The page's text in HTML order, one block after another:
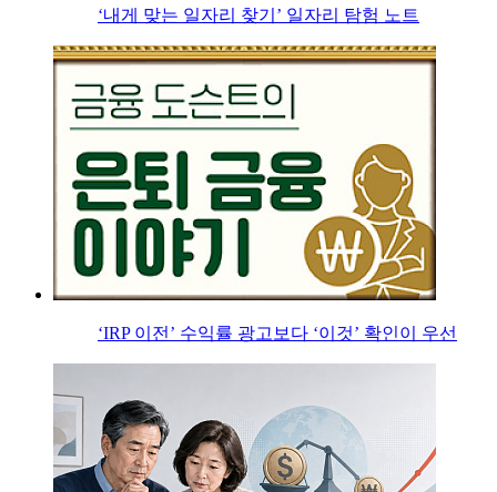
‘내게 맞는 일자리 찾기’ 일자리 탐험 노트
‘IRP 이전’ 수익률 광고보다 ‘이것’ 확인이 우선